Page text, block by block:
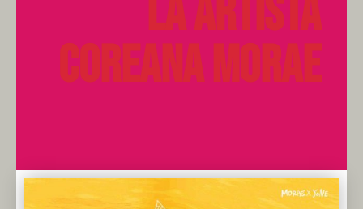
la artista
coreana Morae